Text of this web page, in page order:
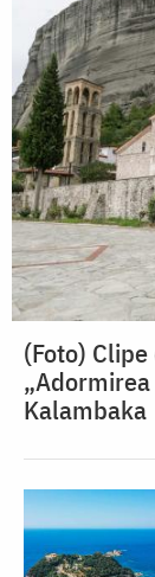
(Foto)
Kalambaka